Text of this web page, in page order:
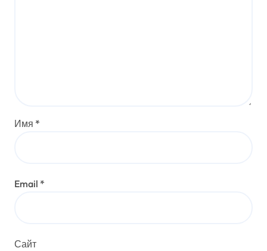
Имя *
Email *
Сайт